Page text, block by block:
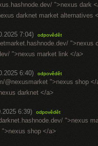
">nexus dark
darknet market alternatives
7:04) odpovědět
">nexus market link </a>
6:40) odpovědět
@nexusmarket ">nexus shop
darknet </a>
6:39) odpovědět
">nexus
">nexus shop </a>